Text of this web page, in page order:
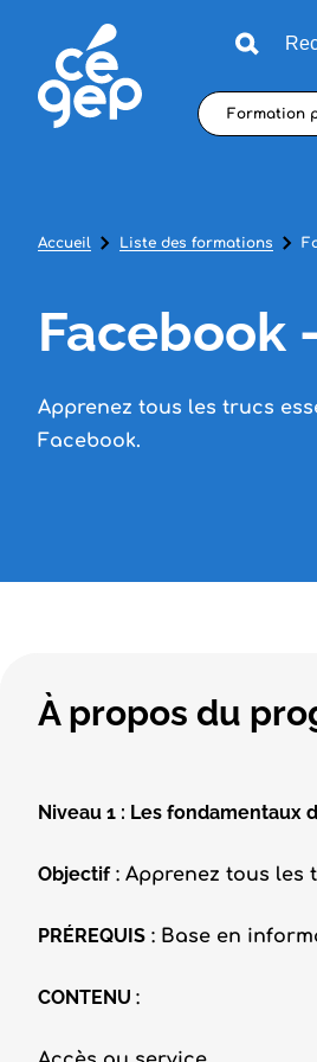
Formation
Accueil Liste des formations
Facebook
Apprenez tous les trucs
Facebook.
À propos du
Niveau 1 : Les fondamentaux
Objectif: Apprenez tous les
PRÉREQUIS : Base en
CONTENU :